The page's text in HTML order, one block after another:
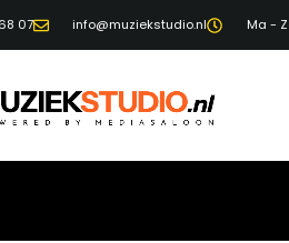
07 info@muziekstudio.nl Ma -